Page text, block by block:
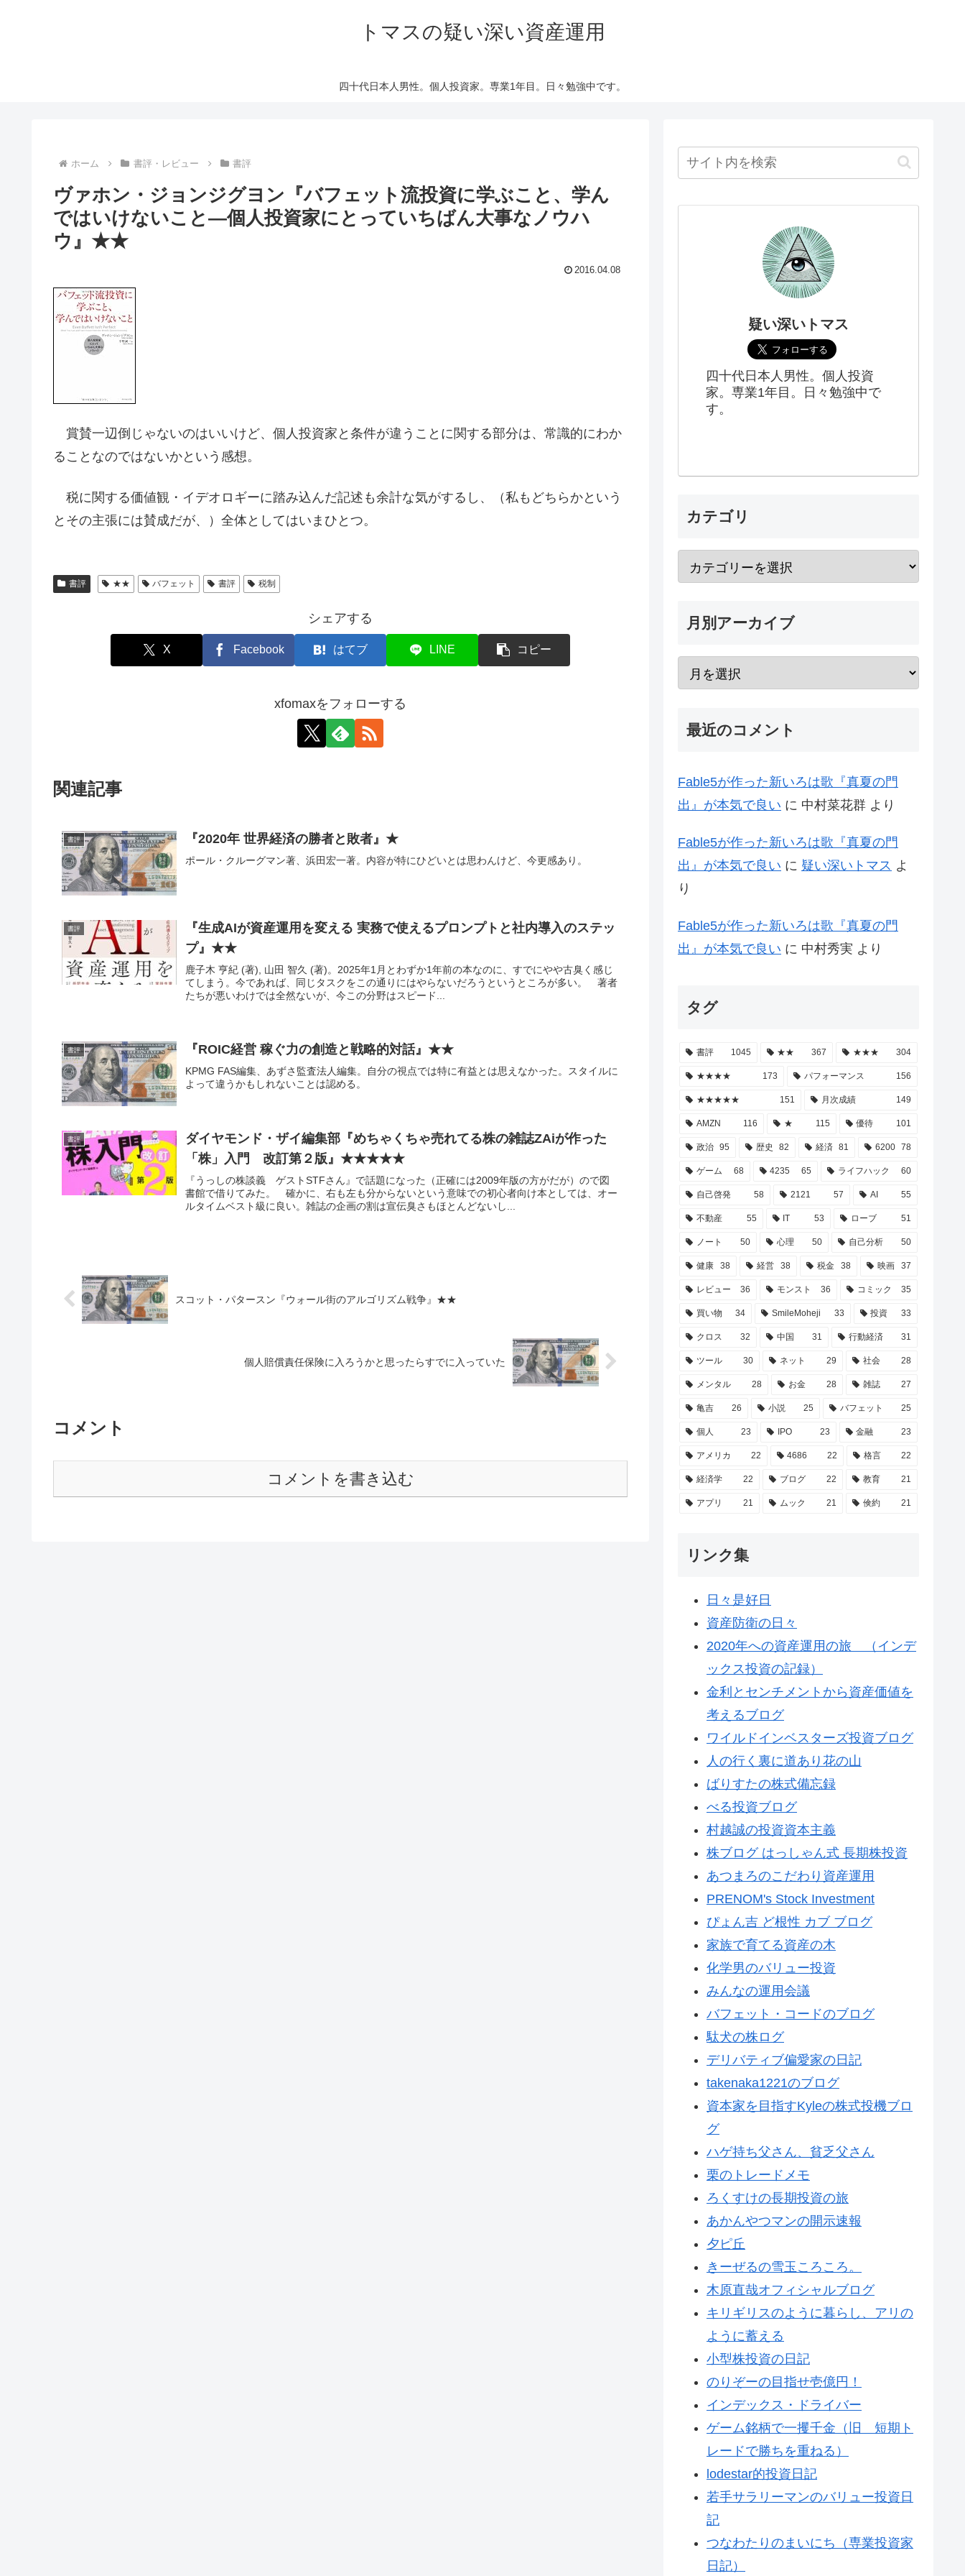
トマスの疑い深い資産運用
四十代日本人男性。個人投資家。専業1年目。日々勉強中です。
ホーム 書評・レビュー 書評
ヴァホン・ジョンジグヨン『バフェット流投資に学ぶこと、学ん
ではいけないこと―個人投資家にとっていちばん大事なノウハ
ウ』★★
2016.04.08
賞賛一辺倒じゃないのはいいけど、個人投資家と条件が違うことに関する部分は、常識的にわか
ることなのではないかという感想。
税に関する価値観・イデオロギーに踏み込んだ記述も余計な気がするし、（私もどちらかという
とその主張には賛成だが、）全体としてはいまひとつ。
書評 ★★ バフェット 書評 税制
シェアする
X Facebook はてブ LINE コピー
xfomaxをフォローする
関連記事
書評 『2020年 世界経済の勝者と敗者』★
ポール・クルーグマン著、浜田宏一著。内容が特にひどいとは思わんけど、今更感あり。
書評
『生成AIが資産運用を変える 実務で使えるプロンプトと社内導入のステッ
プ』★★
鹿子木 亨紀 (著), 山田 智久 (著)。2025年1月とわずか1年前の本なのに、すでにやや古臭く感じ
てしまう。今であれば、同じタスクをこの通りにはやらないだろうというところが多い。 著者
たちが悪いわけでは全然ないが、今この分野はスピード...
書評 『ROIC経営 稼ぐ力の創造と戦略的対話』★★
KPMG FAS編集、あずさ監査法人編集。自分の視点では特に有益とは思えなかった。スタイルに
よって違うかもしれないことは認める。
書評
ダイヤモンド・ザイ編集部『めちゃくちゃ売れてる株の雑誌ZAiが作った
「株」入門 改訂第２版』★★★★★
『うっしの株談義 ゲストSTFさん』で話題になった（正確には2009年版の方がだが）ので図
書館で借りてみた。 確かに、右も左も分からないという意味での初心者向け本としては、オー
ルタイムベスト級に良い。雑誌の企画の割は宣伝臭さもほとんどないし...
スコット・パタースン『ウォール街のアルゴリズム戦争』★★
個人賠償責任保険に入ろうかと思ったらすでに入っていた
コメント
コメントを書き込む
疑い深いトマス
四十代日本人男性。個人投資
家。専業1年目。日々勉強中で
す。
カテゴリ
月別アーカイブ
最近のコメント
Fable5が作った新いろは歌『真夏の門
出』が本気で良い に 中村菜花群 より
Fable5が作った新いろは歌『真夏の門
出』が本気で良い に 疑い深いトマス よ
り
Fable5が作った新いろは歌『真夏の門
出』が本気で良い に 中村秀実 より
タグ
書評 1045 ★★ 367 ★★★ 304
★★★★ 173 パフォーマンス 156
★★★★★ 151 月次成績 149
AMZN 116 ★ 115 優待 101
政治 95 歴史 82 経済 81 6200 78
ゲーム 68 4235 65 ライフハック 60
自己啓発 58 2121 57 AI 55
不動産 55 IT 53 ローブ 51
ノート 50 心理 50 自己分析 50
健康 38 経営 38 税金 38 映画 37
レビュー 36 モンスト 36 コミック 35
買い物 34 SmileMoheji 33 投資 33
クロス 32 中国 31 行動経済 31
ツール 30 ネット 29 社会 28
メンタル 28 お金 28 雑誌 27
亀吉 26 小説 25 バフェット 25
個人 23 IPO 23 金融 23
アメリカ 22 4686 22 格言 22
経済学 22 ブログ 22 教育 21
アプリ 21 ムック 21 倹約 21
リンク集
日々是好日
資産防衛の日々
2020年への資産運用の旅 （インデ
ックス投資の記録）
金利とセンチメントから資産価値を
考えるブログ
ワイルドインベスターズ投資ブログ
人の行く裏に道あり花の山
ばりすたの株式備忘録
べる投資ブログ
村越誠の投資資本主義
株ブログ はっしゃん式 長期株投資
あつまろのこだわり資産運用
PRENOM's Stock Investment
ぴょん吉 ど根性 カブ ブログ
家族で育てる資産の木
化学男のバリュー投資
みんなの運用会議
バフェット・コードのブログ
駄犬の株ログ
デリバティブ偏愛家の日記
takenaka1221のブログ
資本家を目指すKyleの株式投機ブロ
グ
ハゲ持ち父さん、貧乏父さん
栗のトレードメモ
ろくすけの長期投資の旅
あかんやつマンの開示速報
夕ピ丘
きーぜるの雪玉ころころ。
木原直哉オフィシャルブログ
キリギリスのように暮らし、アリの
ように蓄える
小型株投資の日記
のりぞーの目指せ壱億円！
インデックス・ドライバー
ゲーム銘柄で一攫千金（旧 短期ト
レードで勝ちを重ねる）
lodestar的投資日記
若手サラリーマンのバリュー投資日
記
つなわたりのまいにち（専業投資家
日記）